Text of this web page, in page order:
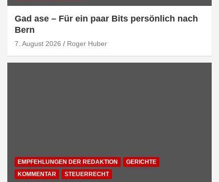
Gad ase – Für ein paar Bits persönlich nach
Bern
7. August 2026 Roger Huber
EMPFEHLUNGEN DER REDAKTION
GERICHTE
KOMMENTAR
STEUERRECHT